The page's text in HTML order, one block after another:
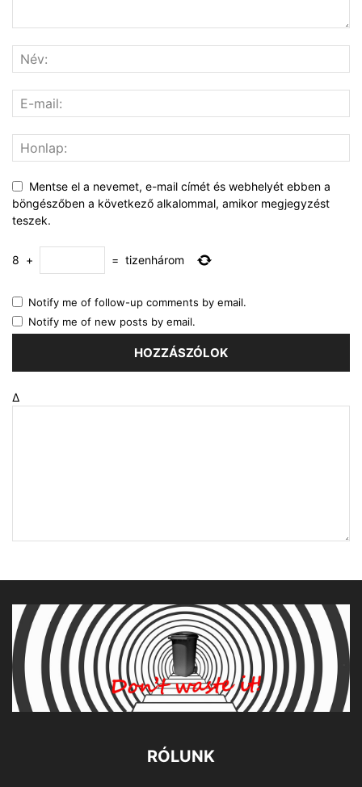
Mentse el a nevemet, e-mail címét és webhelyét ebben a
böngészőben a következő alkalommal, amikor megjegyzést
teszek.
8 + = tizenhárom
Notify me of follow-up comments by email.
Notify me of new posts by email.
Δ
RÓLUNK